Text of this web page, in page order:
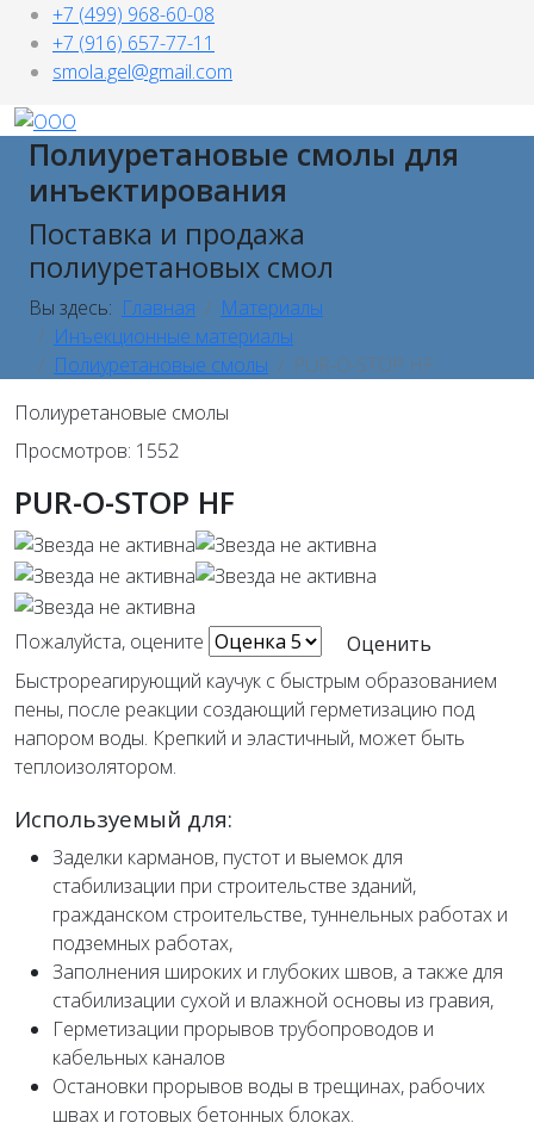
+7 (499) 968-60-08
+7 (916) 657-77-11
smola.gel@gmail.com
Полиуретановые смолы для
инъектирования
Поставка и продажа
полиуретановых смол
Вы здесь: Главная
Материалы
Инъекционные материалы
Полиуретановые смолы
PUR-O-STOP HF
Полиуретановые смолы
Просмотров: 1552
PUR-O-STOP HF
Пожалуйста, оцените
Быстрореагирующий каучук с быстрым образованием
пены, после реакции создающий герметизацию под
напором воды. Крепкий и эластичный, может быть
теплоизолятором.
Используемый для:
Заделки карманов, пустот и выемок для
стабилизации при строительстве зданий,
гражданском строительстве, туннельных работах и
подземных работах,
Заполнения широких и глубоких швов, а также для
стабилизации сухой и влажной основы из гравия,
Герметизации прорывов трубопроводов и
кабельных каналов
Остановки прорывов воды в трещинах, рабочих
швах и готовых бетонных блоках.